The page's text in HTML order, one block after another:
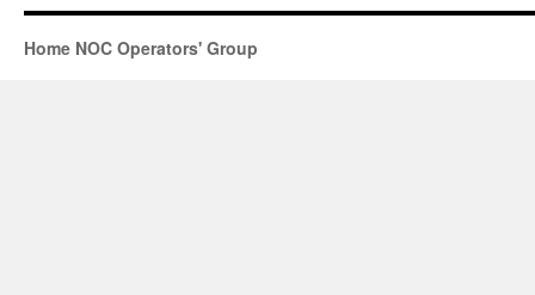
Home NOC Operators' Group